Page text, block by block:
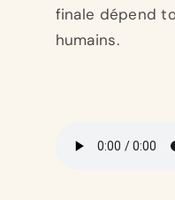
finale dépend
humains.